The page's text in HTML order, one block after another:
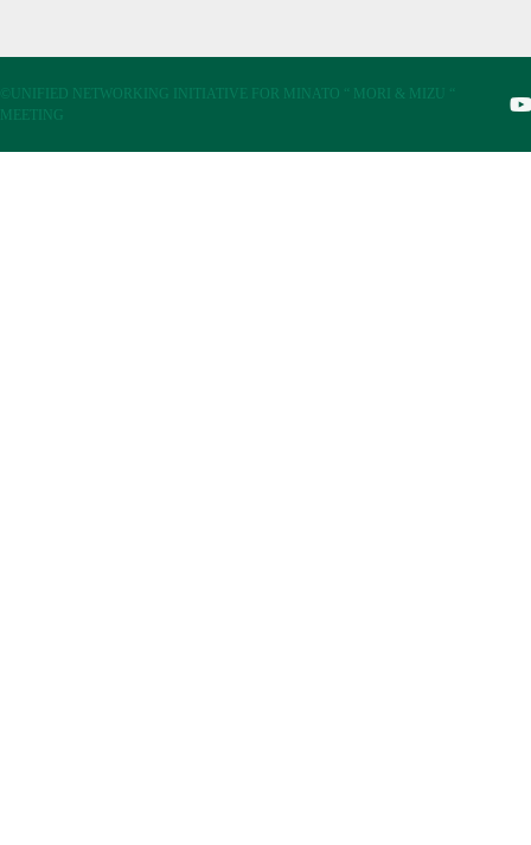
©UNIFIED NETWORKING INITIATIVE FOR MINATO “ MORI & MIZU “
MEETING